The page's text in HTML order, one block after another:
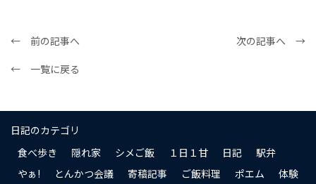
← 前の記事へ
次の記事へ →
← 一覧に戻る
日記のカテゴリ
食べ歩き
隠れ家 シメご飯 １日１甘 日記
駅弁
やぁ!
とんかつ会議 寄稿記事 ご飯料理 ポエム 体験